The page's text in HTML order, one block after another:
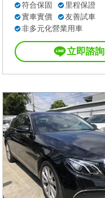
符合保固
里程保證
實車實價
友善試車
非多元化營業用車
立即諮詢